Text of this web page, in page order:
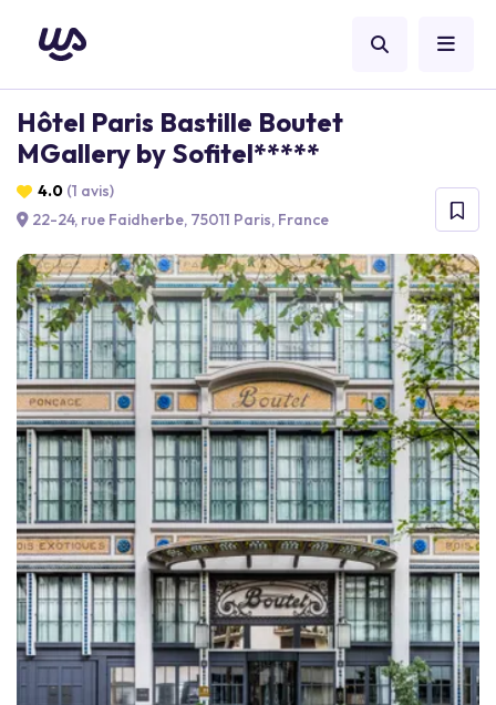
Hôtel Paris Bastille Boutet
MGallery by Sofitel*****
4.0 (1 avis)
22-24, rue Faidherbe, 75011 Paris, France